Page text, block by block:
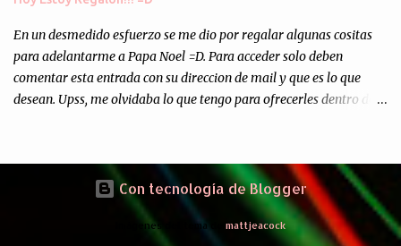
En un desmedido esfuerzo se me dio por regalar algunas cositas
para adelantarme a Papa Noel =D. Para acceder solo deben
comentar esta entrada con su direccion de mail y que es lo que
desean. Upss, me olvidaba lo que tengo para ofrecerles dentro de
del Sr. Angel Traversi de AMT Desarrollos * 7 Invitaciones para
Google Wave , si bien ya son muchas las que estan dando vueltas,
nunca estan de mas. (*) Sobre Subtes y Algo Mas : La forma más
fácil de conocer el Subte de la Ciudad de Buenos Aires Sabias que
Con tecnología de Blogger
Imágenes del tema de mattjeacock